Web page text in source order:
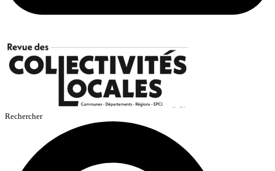
Rechercher